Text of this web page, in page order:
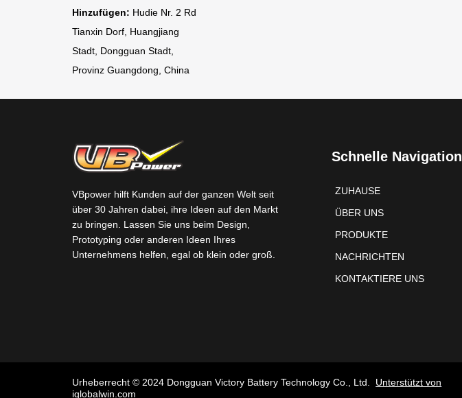
Hinzufügen: Hudie Nr. 2 Rd
Tianxin Dorf, Huangjiang
Stadt, Dongguan Stadt,
Provinz Guangdong, China
VBpower hilft Kunden auf der ganzen Welt seit
über 30 Jahren dabei, ihre Ideen auf den Markt
zu bringen. Lassen Sie uns beim Design,
Prototyping oder anderen Ideen Ihres
Unternehmens helfen, egal ob klein oder groß.
Schnelle Navigation
ZUHAUSE
ÜBER UNS
PRODUKTE
NACHRICHTEN
KONTAKTIERE UNS
Urheberrecht © 2024 Dongguan Victory Battery Technology Co., Ltd.
Unterstützt von
iglobalwin.com